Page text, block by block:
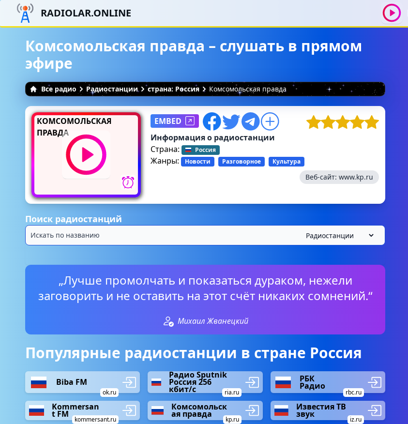
RADIOLAR.ONLINE
Комсомольская правда – слушать в прямом
эфире
Все радио Радиостанции страна: Россия Комсомольская правда
КОМСОМОЛЬСКАЯ
ПРАВДА
EMBED
Информация о радиостанции
Страна:
Россия
Жанры: Новости Разговорное Культура
Веб-сайт: www.kp.ru
Поиск радиостанций
„Лучше промолчать и показаться дураком, нежели
заговорить и не оставить на этот счёт никаких сомнений.“
Михаил Жванецкий
Популярные радиостанции в стране Россия
Biba FM
ok.ru
Радио Sputnik
Россия 256
кбит/с ria.ru
РБК
Радио
rbc.ru
Kommersan
t FM
kommersant.ru
Комсомольск
ая правда
kp.ru
Известия ТВ
звук
iz.ru